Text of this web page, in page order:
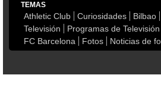
TEMAS
Athletic Club Curiosidades Bilbao
Televisión
Programas de Televisión
FC Barcelona
Fotos Noticias de